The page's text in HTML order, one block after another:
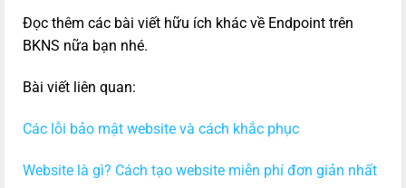
Đọc thêm các bài viết hữu ích khác về Endpoint trên
BKNS nữa bạn nhé.
Bài viết liên quan:
Các lỗi bảo mật website và cách khắc phục
Website là gì? Cách tạo website miễn phí đơn giản nhất